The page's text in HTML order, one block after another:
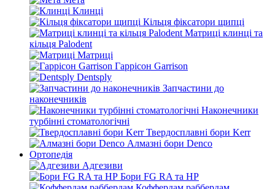
Клинці
Кільця фіксатори щипці
Матриці клинці та
кільця Palodent
Матриці
Гаррісон Garrison
Dentsply
Запчастини до
наконечників
Наконечники
турбінні стоматологічні
Твердосплавні бори Kerr
Алмазні бори Denco
Ортопедія
Адгезиви
Бори FG RA та HP